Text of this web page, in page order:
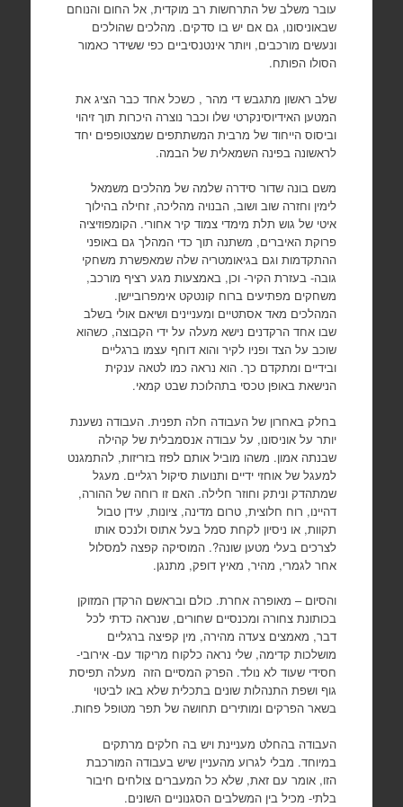
עובר משלב של התרחשות רב מוקדית, אל החום והנוחם
שבאוניסונו, גם אם יש בו סדקים. מהלכים שהולכים
ונעשים מורכבים, ויותר אינטנסיביים כפי ששידר כאמור
הסולו הפותח.
שלב ראשון מתגבש די מהר , כשכל אחד כבר הציג את
המטען האידיוסינקרטי שלו וכבר נוצרה היכרות תוך זיהוי
וביסוס הייחוד של מרבית המשתתפים שמצטופפים יחד
לראשונה בפינה השמאלית של הבמה.
משם בונה שדור סידרה שלמה של מהלכים משמאל
לימין וחזרה שוב ושוב, הבנויה מהליכה, זחילה בהילוך
איטי של גוש תלת מימדי צמוד קיר אחורי. הקומפוזיציה
פרוקת האיברים, משתנה תוך כדי המהלך גם באופני
ההתקדמות וגם בגיאומטריה שלה שמאפשרת משחקי
גובה- בעזרת הקיר- וכן, באמצעות מגע רציף מורכב,
משחקים מפתיעים ברוח קונטקט אימפרוביישן.
המהלכים מאד אסתטיים ומעניינים ושיאם אולי בשלב
שבו אחד הרקדנים נישא מעלה על ידי הקבוצה, כשהוא
שוכב על הצד ופניו לקיר והוא דוחף עצמו ברגליים
ובידיים ומתקדם כך. הוא נראה כמו לטאה ענקית
הנישאת באופן טכסי בתהלוכת שבט קמאי.
בחלק באחרון של העבודה חלה תפנית. העבודה נשענת
יותר על אוניסונו, על עבודה אנסמבלית של קהילה
שבנתה אמון. משהו מוביל אותם לפזז בזריזות, להתמגנט
למעגל של אוחזי ידיים ותנועות סיקול רגליים. מעגל
שמתהדק וניתק וחוזר חלילה. האם זו רוחה של ההורה,
דהיינו, רוח חלוצית, טרום מדינה, ציונות, עידן טבול
תקוות, או ניסיון לקחת סמל בעל אתוס ולנכס אותו
לצרכים בעלי מטען שונה?. המוסיקה קפצה למסלול
אחר לגמרי, מהיר, מאיץ דופק, מתנגן.
והסיום – מאופרה אחרת. כולם ובראשם הרקדן המזוקן
בכותונת צחורה ומכנסיים שחורים, שנראה כדתי לכל
דבר, מאמצים צעדה מהירה, מין קפיצה ברגליים
מושלכות קדימה, שלי נראה כלקוח מריקוד עם- אירובי-
חסידי שעוד לא נולד. הפרק המסיים הזה מעלה תפיסת
גוף ושפת התנהלות שונים בתכלית שלא באו לביטוי
בשאר הפרקים ומותירים תחושה של תפר מטופל פחות.
העבודה בהחלט מעניינת ויש בה חלקים מרתקים
במיוחד. מבלי לגרוע מהעניין שיש בעבודה המורכבת
הזו, אומר עם זאת, שלא כל המעברים צולחים חיבור
בלתי- מכיל בין המשלבים הסגנוניים השונים.